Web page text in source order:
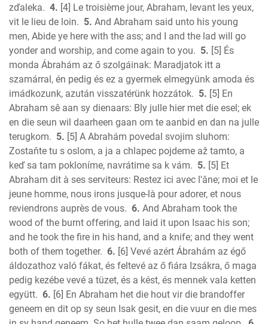
Titus
Philemon
Hebrews
James
1 Peter
2 Peter
1 John
2 John
3 John
Jude
Revelation
zďaleka. 4. [4] Le troisième jour, Abraham, levant les yeux,
vit le lieu de loin. 5. And Abraham said unto his young
men, Abide ye here with the ass; and I and the lad will go
yonder and worship, and come again to you. 5. [5] És
monda Ábrahám az ő szolgáinak: Maradjatok itt a
szamárral, én pedig és ez a gyermek elmegyünk amoda és
imádkozunk, azután visszatérünk hozzátok. 5. [5] En
Abraham sê aan sy dienaars: Bly julle hier met die esel; ek
en die seun wil daarheen gaan om te aanbid en dan na julle
terugkom. 5. [5] A Abrahám povedal svojim sluhom:
Zostaňte tu s oslom, a ja a chlapec pojdeme až tamto, a
keď sa tam pokloníme, navrátime sa k vám. 5. [5] Et
Abraham dit à ses serviteurs: Restez ici avec l'âne; moi et le
jeune homme, nous irons jusque-là pour adorer, et nous
reviendrons auprès de vous. 6. And Abraham took the
wood of the burnt offering, and laid it upon Isaac his son;
and he took the fire in his hand, and a knife; and they went
both of them together. 6. [6] Vevé azért Ábrahám az égő
áldozathoz való fákat, és feltevé az ő fiára Izsákra, ő maga
pedig kezébe vevé a tüzet, és a kést, és mennek vala ketten
együtt. 6. [6] En Abraham het die hout vir die brandoffer
geneem en dit op sy seun Isak gesit, en die vuur en die mes